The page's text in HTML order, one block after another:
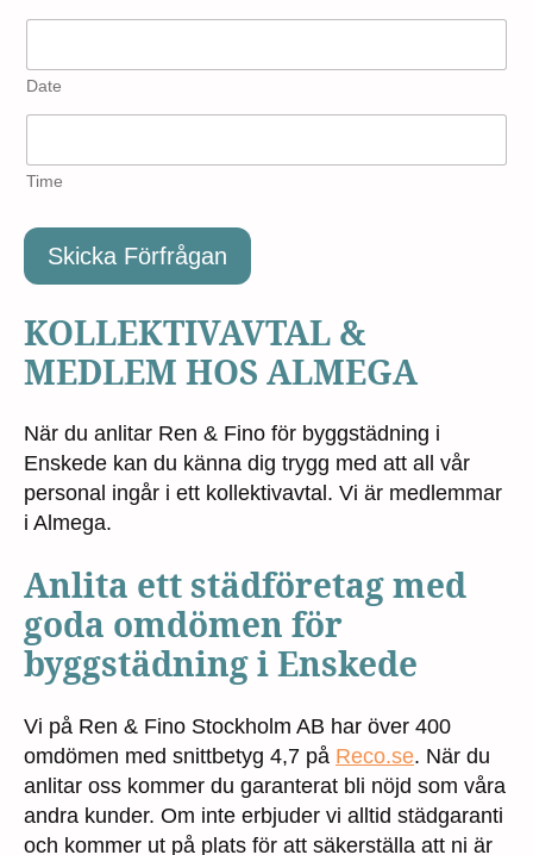
Date
Time
Skicka Förfrågan
KOLLEKTIVAVTAL &
MEDLEM HOS ALMEGA
När du anlitar Ren & Fino för byggstädning i
Enskede kan du känna dig trygg med att all vår
personal ingår i ett kollektivavtal. Vi är medlemmar
i Almega.
Anlita ett städföretag med
goda omdömen för
byggstädning i Enskede
Vi på Ren & Fino Stockholm AB har över 400
omdömen med snittbetyg 4,7 på Reco.se. När du
anlitar oss kommer du garanterat bli nöjd som våra
andra kunder. Om inte erbjuder vi alltid städgaranti
och kommer ut på plats för att säkerställa att ni är